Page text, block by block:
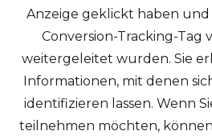
Anzeige geklickt haben
Conversion-Tracking-Tag
weitergeleitet wurden. Sie
Informationen, mit denen
identifizieren lassen. Wenn
teilnehmen möchten,